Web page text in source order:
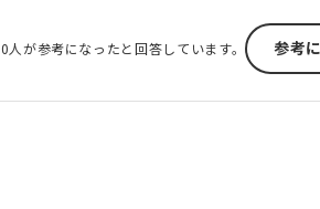
0人が参考になったと回答しています。 参考